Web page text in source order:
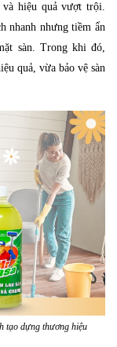
và hiệu quả vượt trội.
nhanh nhưng tiềm ẩn
sàn. Trong khi đó,
quả, vừa bảo vệ sàn
tạo dựng thương hiệu